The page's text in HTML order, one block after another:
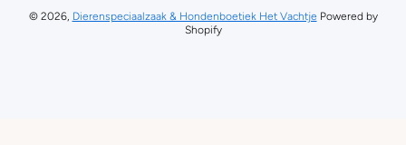
© 2026, Dierenspeciaalzaak & Hondenboetiek Het Vachtje Powered by
Shopify